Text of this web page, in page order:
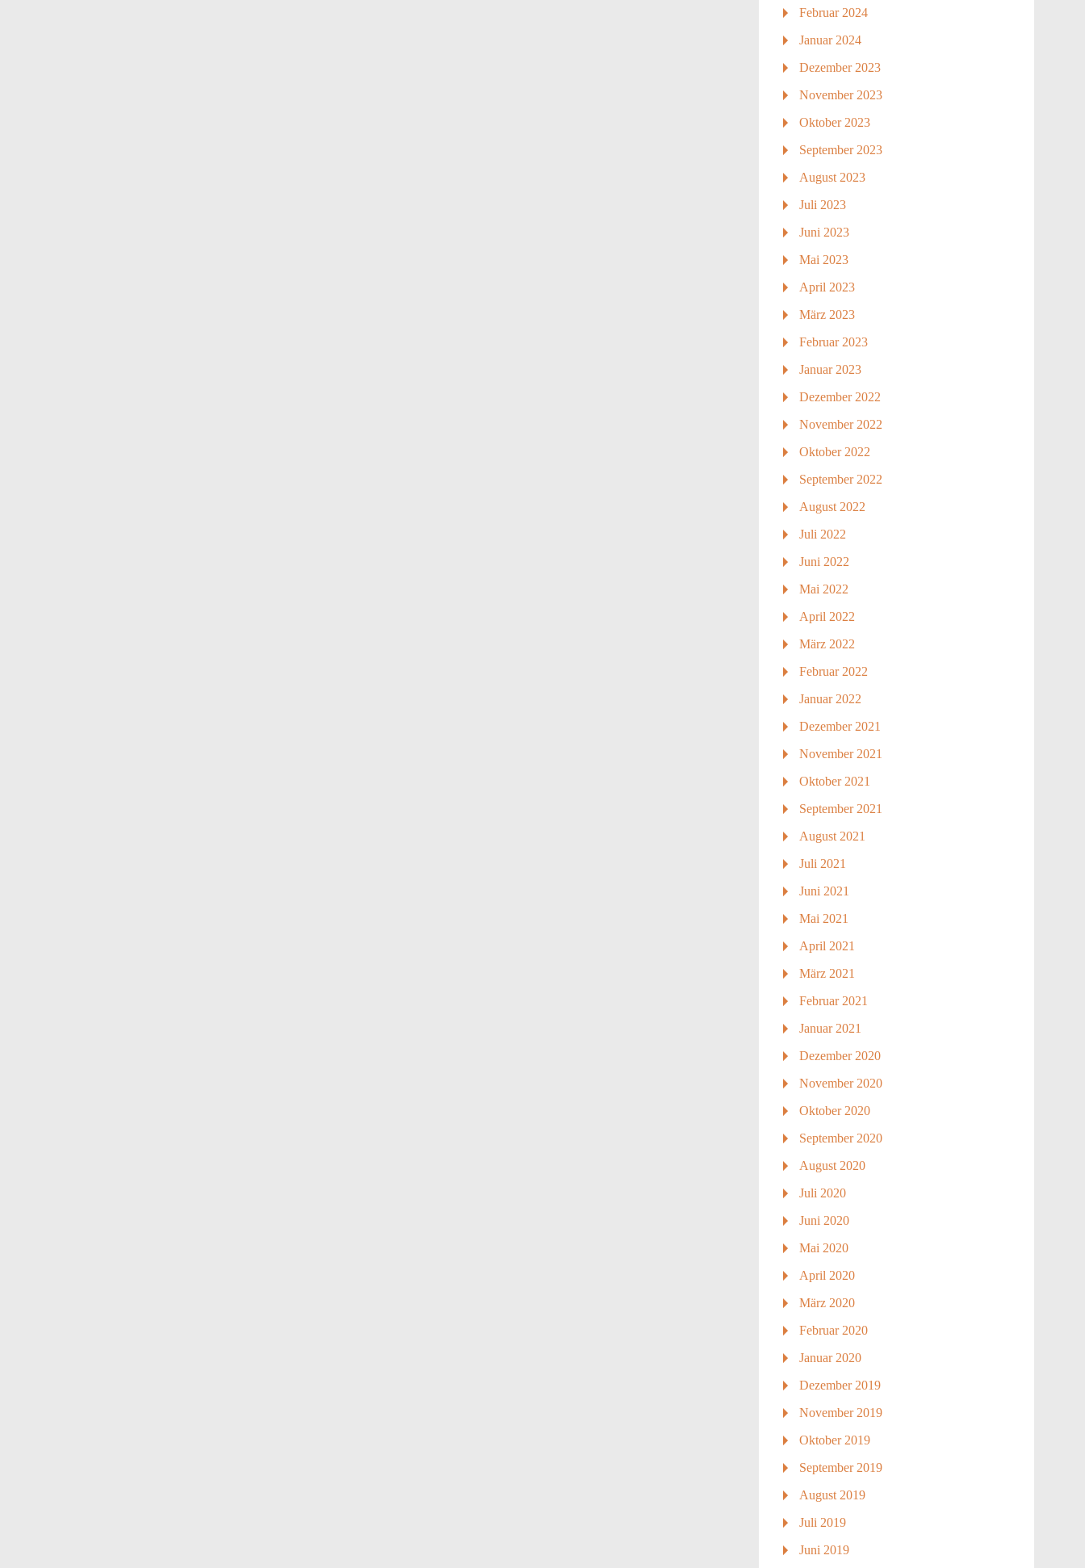
Februar 2024
Januar 2024
Dezember 2023
November 2023
Oktober 2023
September 2023
August 2023
Juli 2023
Juni 2023
Mai 2023
April 2023
März 2023
Februar 2023
Januar 2023
Dezember 2022
November 2022
Oktober 2022
September 2022
August 2022
Juli 2022
Juni 2022
Mai 2022
April 2022
März 2022
Februar 2022
Januar 2022
Dezember 2021
November 2021
Oktober 2021
September 2021
August 2021
Juli 2021
Juni 2021
Mai 2021
April 2021
März 2021
Februar 2021
Januar 2021
Dezember 2020
November 2020
Oktober 2020
September 2020
August 2020
Juli 2020
Juni 2020
Mai 2020
April 2020
März 2020
Februar 2020
Januar 2020
Dezember 2019
November 2019
Oktober 2019
September 2019
August 2019
Juli 2019
Juni 2019